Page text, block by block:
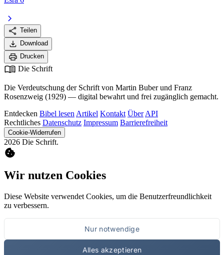
chevron_right
share Teilen
download Download
print Drucken
menu_book Die Schrift
Die Verdeutschung der Schrift von Martin Buber und Franz
Rosenzweig (1929) — digital bewahrt und frei zugänglich gemacht.
Entdecken Bibel lesen Artikel Kontakt Über API
Rechtliches Datenschutz Impressum Barrierefreiheit
Cookie-Widerrufen
2026 Die Schrift.
cookie
Wir nutzen Cookies
Diese Website verwendet Cookies, um die Benutzerfreundlichkeit
zu verbessern.
Nur notwendige
Alles akzeptieren